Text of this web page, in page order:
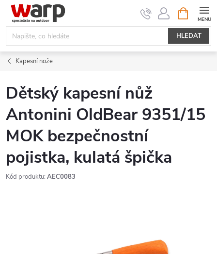
Přejít
obsah
HLEDAT
NÁKUPNÍ
KOŠÍK
Kapesní nože
Dětský kapesní nůž
Antonini OldBear 9351/15
MOK bezpečnostní
pojistka, kulatá špička
Kód produktu: AEC0083